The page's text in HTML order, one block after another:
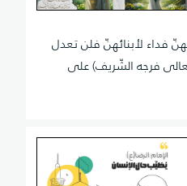
فداء لأبنائهنّ فلن تعدل
فرجه الشّريف) على